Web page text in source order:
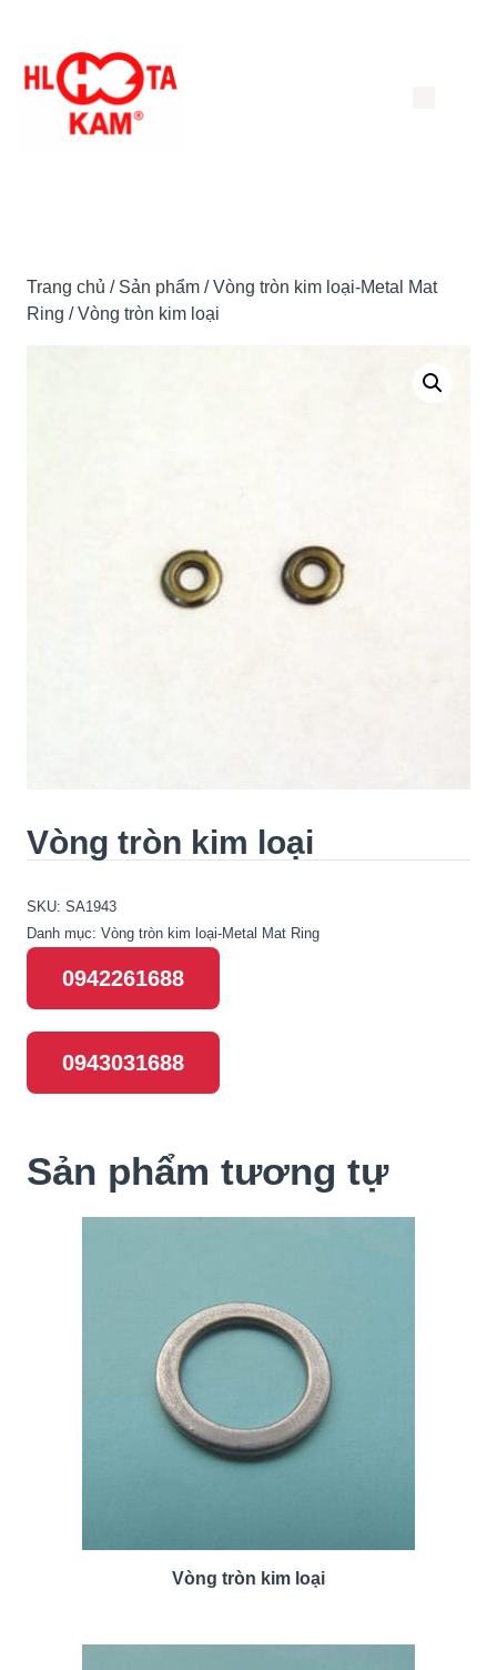
đến
Trang chủ / Sản phẩm /Vòng tròn kim loại-Metal Mat
Ring / Vòng tròn kim loại
Vòng tròn kim loại
SKU: SA1943
Danh mục: Vòng tròn kim loại-Metal Mat Ring
0942261688
0943031688
Sản phẩm tương tự
Vòng tròn kim loại